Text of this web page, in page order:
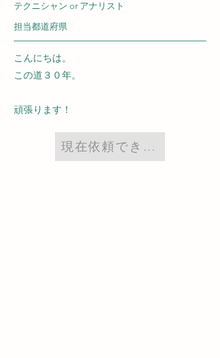
テクニシャン or アナリスト
担当都道府県
こんにちは。
この道３０年。
頑張ります！
現在依頼できません